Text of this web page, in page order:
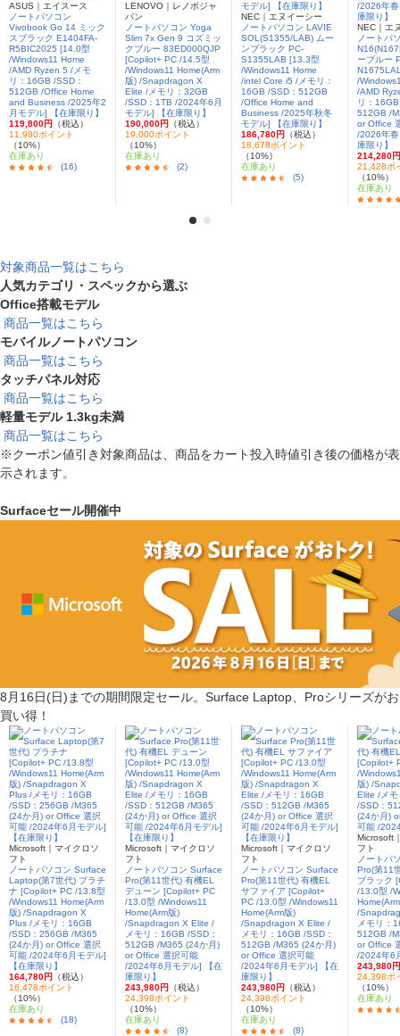
ASUS｜エイスース
ノートパソコン
Vivobook Go 14 ミック
スブラック E1404FA-
R5BIC2025 [14.0型
/Windows11 Home
/AMD Ryzen 5 /メモ
リ：16GB /SSD：
512GB /Office Home
and Business /2025年2
月モデル] 【在庫限り】
119,800円 （税込）
11,980ポイント
（10%）
在庫あり
(16)
LENOVO｜レノボジャ
パン
ノートパソコン Yoga
Slim 7x Gen 9 コズミッ
クブルー 83ED000QJP
[Copilot+ PC /14.5型
/Windows11 Home(Arm
版) /Snapdragon X
Elite /メモリ：32GB
/SSD：1TB /2024年6月
モデル] 【在庫限り】
190,000円 （税込）
19,000ポイント
（10%）
在庫あり
(2)
NEC｜エヌイーシー
ノートパソコン LAVIE
SOL(S1355/LAB) ムー
ンブラック PC-
S1355LAB [13.3型
/Windows11 Home
/intel Core i5 /メモリ：
16GB /SSD：512GB
/Office Home and
Business /2025年秋冬
モデル] 【在庫限り】
186,780円 （税込）
18,678ポイント
（10%）
在庫あり
(5)
NEC｜エ
ノートパ
ーブルー
/
/AMD
リ：
512GB /
or Office
/2026年
庫限り】
214,280円
21,428ポ
（10%）
在庫あり
対象商品一覧はこちら
人気カテゴリ・スペックから選ぶ
Office搭載モデル
商品一覧はこちら
モバイルノートパソコン
商品一覧はこちら
タッチパネル対応
商品一覧はこちら
軽量モデル 1.3kg未満
商品一覧はこちら
※クーポン値引き対象商品は、商品をカート投入時値引き後の価格が表
示されます。
Surfaceセール開催中
8月16日(日)までの期間限定セール。Surface Laptop、Proシリーズがお
買い得！
Microsoft｜マイクロソ
フト
ノートパソコン Surface
Laptop(第7世代) プラチ
ナ [Copilot+ PC /13.8型
/Windows11 Home(Arm
版) /Snapdragon X
Plus /メモリ：16GB
/SSD：256GB /M365
(24か月) or Office 選択
可能 /2024年6月モデル]
【在庫限り】
164,780円 （税込）
16,478ポイント
（10%）
在庫あり
(18)
Microsoft｜マイクロソ
フト
ノートパソコン Surface
Pro(第11世代) 有機EL
デューン [Copilot+ PC
/13.0型 /Windows11
Home(Arm版)
/Snapdragon X Elite /
メモリ：16GB /SSD：
512GB /M365 (24か月)
or Office 選択可能
/2024年6月モデル] 【在
庫限り】
243,980円 （税込）
24,398ポイント
（10%）
在庫あり
(8)
Microsoft｜マイクロソ
フト
ノートパソコン Surface
Pro(第11世代) 有機EL
サファイア [Copilot+
PC /13.0型 /Windows11
Home(Arm版)
/Snapdragon X Elite /
メモリ：16GB /SSD：
512GB /M365 (24か月)
or Office 選択可能
/2024年6月モデル] 【在
庫限り】
243,980円 （税込）
24,398ポイント
（10%）
在庫あり
(8)
Microsoft
フト
ノートパ
Pro(第11
ブラック
/13.0型 /
/
メモリ：
512GB /
or Office
/2024年6
243,980円
24,398ポ
（10%）
在庫あり